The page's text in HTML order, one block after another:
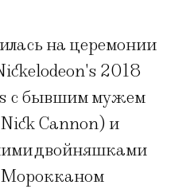
на церемонии
2018
с бывшим мужем
Cannon) и
двойняшками